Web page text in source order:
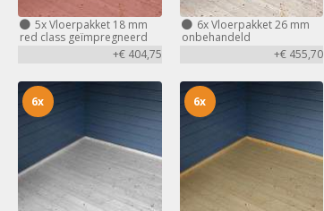
5xVloerpakket 18 mm
red class geïmpregneerd
+€ 404,75
6xVloerpakket 26 mm
onbehandeld
+€ 455,70
6x 6x